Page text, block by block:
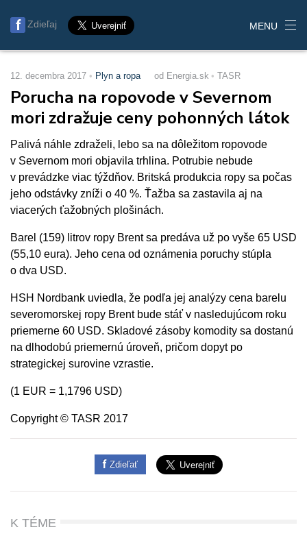
Zdieľaj MENU
12. decembra 2017 Plyn a ropa od Energia.sk TASR
Porucha na ropovode v Severnom
mori zdražuje ceny pohonných látok
Palivá náhle zdraželi, lebo sa na dôležitom ropovode
v Severnom mori objavila trhlina. Potrubie nebude
v prevádzke viac týždňov. Britská produkcia ropy sa počas
jeho odstávky zníži o 40 %. Ťažba sa zastavila aj na
viacerých ťažobných plošinách.
Barel (159) litrov ropy Brent sa predáva už po vyše 65 USD
(55,10 eura). Jeho cena od oznámenia poruchy stúpla
o dva USD.
HSH Nordbank uviedla, že podľa jej analýzy cena barelu
severomorskej ropy Brent bude stáť v nasledujúcom roku
priemerne 60 USD. Skladové zásoby komodity sa dostanú
na dlhodobú priemernú úroveň, pričom dopyt po
strategickej surovine vzrastie.
(1 EUR = 1,1796 USD)
Copyright © TASR 2017
Zdieľať
K TÉME